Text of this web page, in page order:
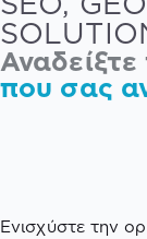
που σας
Ενισχύστε την